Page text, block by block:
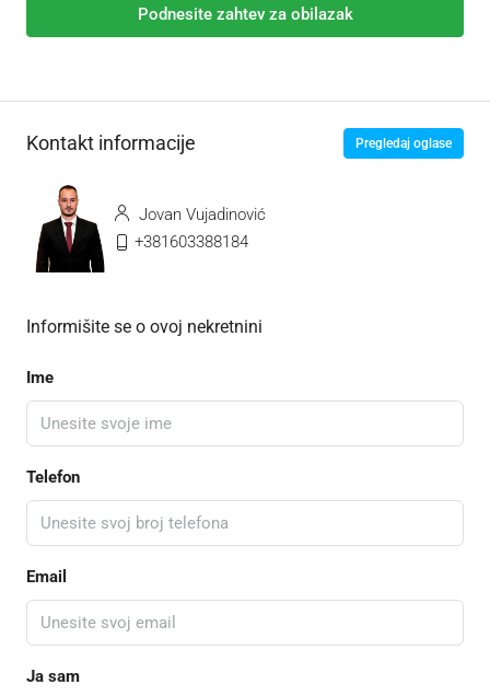
Podnesite zahtev za obilazak
Kontakt informacije Pregledaj oglase
Jovan Vujadinović
+381603388184
Informišite se o ovoj nekretnini
Ime
Telefon
Email
Ja sam